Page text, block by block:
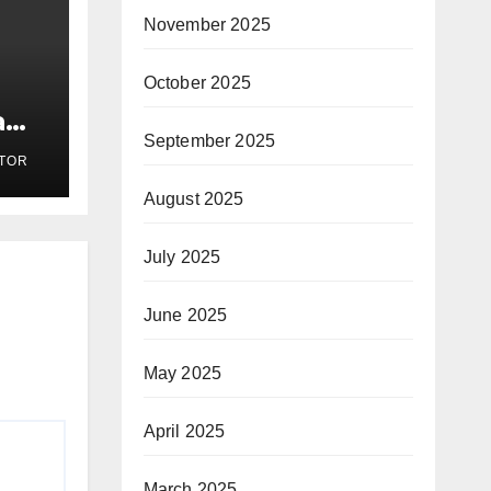
November 2025
October 2025
September 2025
August 2025
July 2025
June 2025
May 2025
April 2025